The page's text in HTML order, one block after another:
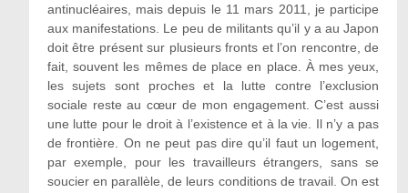
antinucléaires, mais depuis le 11 mars 2011, je participe
aux manifestations. Le peu de militants qu’il y a au Japon
doit être présent sur plusieurs fronts et l’on rencontre, de
fait, souvent les mêmes de place en place. À mes yeux,
les sujets sont proches et la lutte contre l’exclusion
sociale reste au cœur de mon engagement. C’est aussi
une lutte pour le droit à l’existence et à la vie. Il n’y a pas
de frontière. On ne peut pas dire qu’il faut un logement,
par exemple, pour les travailleurs étrangers, sans se
soucier en parallèle, de leurs conditions de travail. On est